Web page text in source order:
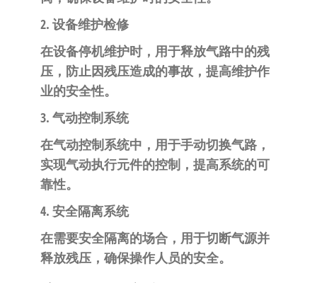
2. 设备维护检修
在设备停机维护时，用于释放气路中的残
压，防止因残压造成的事故，提高维护作
业的安全性。
3. 气动控制系统
在气动控制系统中，用于手动切换气路，
实现气动执行元件的控制，提高系统的可
靠性。
4. 安全隔离系统
在需要安全隔离的场合，用于切断气源并
释放残压，确保操作人员的安全。